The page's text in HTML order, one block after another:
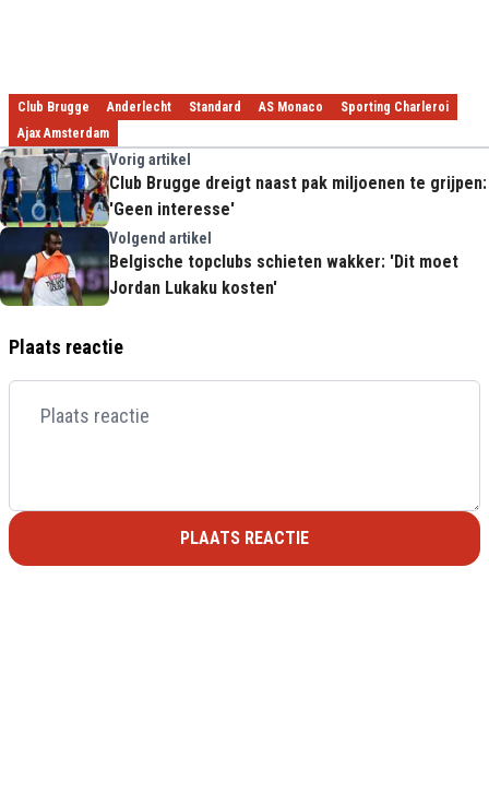
Club Brugge Anderlecht Standard AS Monaco
Sporting Charleroi
Ajax Amsterdam
Vorig artikel
Club Brugge dreigt naast pak miljoenen te grijpen:
'Geen interesse'
Volgend artikel
Belgische topclubs schieten wakker: 'Dit moet
Jordan Lukaku kosten'
Plaats reactie
PLAATS REACTIE